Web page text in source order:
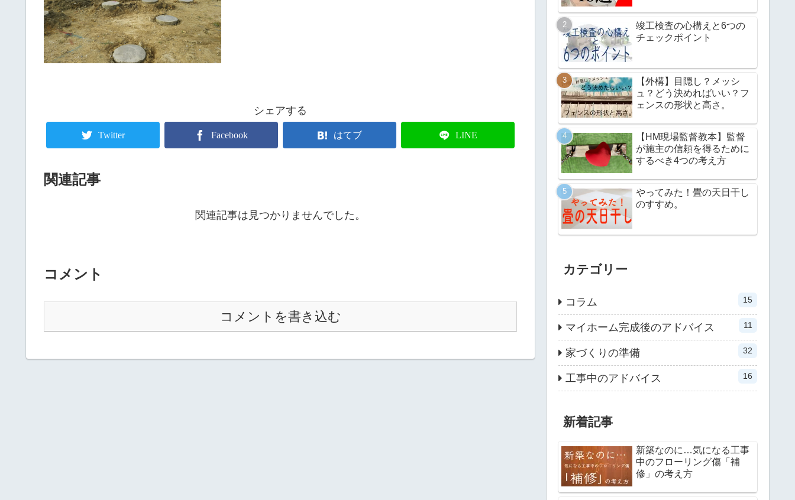
シェアする
Twitter Facebook はてブ LINE
関連記事
関連記事は見つかりませんでした。
コメント
コメントを書き込む
竣工検査の心構えと6つの
チェックポイント
【外構】目隠し？メッシ
ュ？どう決めればいい？フ
ェンスの形状と高さ。
【HM現場監督教本】監督
が施主の信頼を得るために
するべき4つの考え方
やってみた！畳の天日干し
のすすめ。
カテゴリー
コラム 15
マイホーム完成後のアドバイス 11
家づくりの準備 32
工事中のアドバイス 16
新着記事
新築なのに…気になる工事
中のフローリング傷「補
修」の考え方